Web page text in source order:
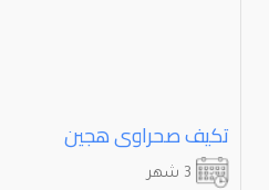
تكيف صحراوى هجين